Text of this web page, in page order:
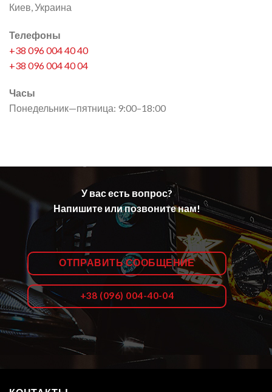
Киев, Украина
Телефоны
+38 096 004 40 40
+38 096 004 40 04
Часы
Понедельник—пятница: 9:00–18:00
У вас есть вопрос?
Напишите или позвоните нам!
ОТПРАВИТЬ СООБЩЕНИЕ
+38 (096) 004-40-04